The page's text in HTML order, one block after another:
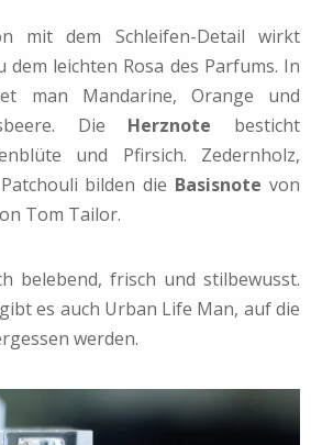
mit dem Schleifen-Detail wirkt
leichten Rosa des Parfums. In
man Mandarine, Orange und
Die Herznote besticht
und Pfirsich. Zedernholz,
bilden die Basisnote von
Tom Tailor.
belebend, frisch und stilbewusst.
es auch Urban Life Man, auf die
werden.